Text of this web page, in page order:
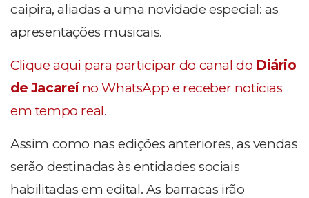
caipira, aliadas a uma novidade especial: as
apresentações musicais.
Clique aqui para participar do canal do Diário
de Jacareíno WhatsApp e receber notícias
em tempo real.
Assim como nas edições anteriores, as vendas
serão destinadas às entidades sociais
habilitadas em edital. As barracas irão